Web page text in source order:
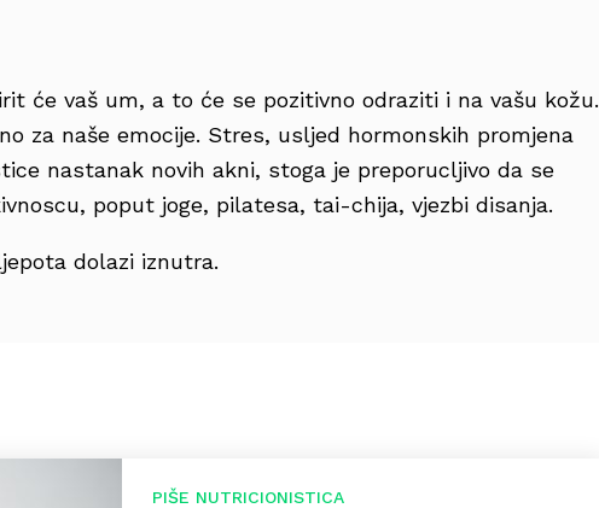
će vaš um, a to će se pozitivno odraziti i na vašu kožu.
za naše emocije. Stres, usljed hormonskih promjena
nastanak novih akni, stoga je preporucljivo da se
poput joge, pilatesa, tai-chija, vjezbi disanja.
dolazi iznutra.
PIŠE NUTRICIONISTICA